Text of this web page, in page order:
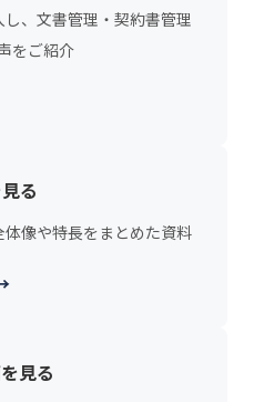
、文書管理・契約書管理
をご紹介
る
像や特長をまとめた資料
見る